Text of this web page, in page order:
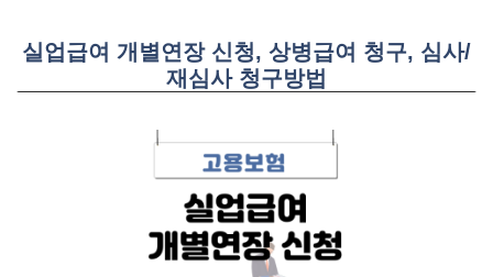
실업급여 개별연장 신청, 상병급여 청구, 심사/
재심사 청구방법